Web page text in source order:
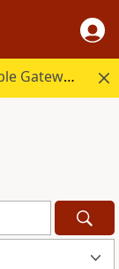
Plus.